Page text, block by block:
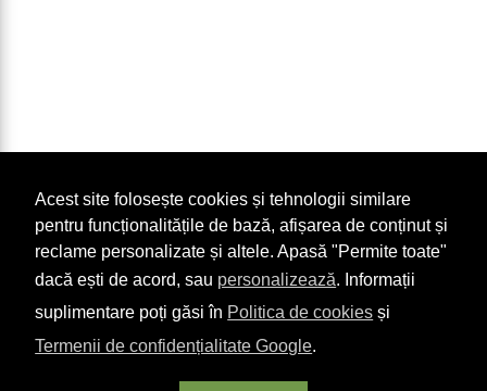
Acest site folosește cookies și tehnologii similare
pentru funcționalitățile de bază, afișarea de conținut și
reclame personalizate și altele. Apasă "Permite toate"
dacă ești de acord, sau personalizează. Informații
suplimentare poți găsi în Politica de cookies și
Termenii de confidențialitate Google.